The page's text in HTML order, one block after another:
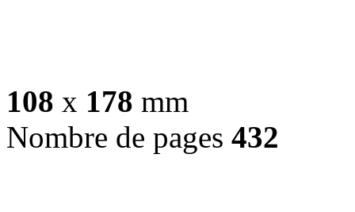
108 x 178 mm
Nombre de pages 432